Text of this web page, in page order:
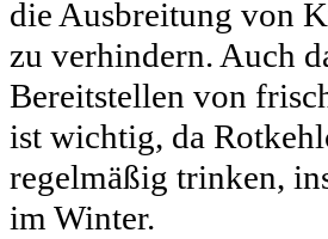
die Ausbreitung von
zu verhindern. Auch
Bereitstellen von
ist wichtig, da
regelmäßig trinken,
im Winter.